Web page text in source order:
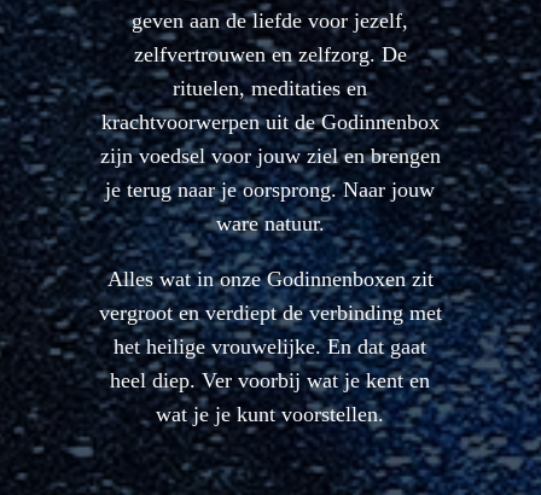
geven aan de liefde voor jezelf,
zelfvertrouwen en zelfzorg. De
rituelen, meditaties en
krachtvoorwerpen uit de Godinnenbox
zijn voedsel voor jouw ziel en brengen
je terug naar je oorsprong. Naar jouw
ware natuur.
Alles wat in onze Godinnenboxen zit
vergroot en verdiept de verbinding met
het heilige vrouwelijke. En dat gaat
heel diep. Ver voorbij wat je kent en
wat je je kunt voorstellen.